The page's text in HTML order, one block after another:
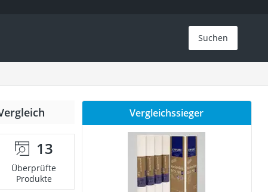
Suchen
13
Überprüfte
Produkte
Vergleichssieger